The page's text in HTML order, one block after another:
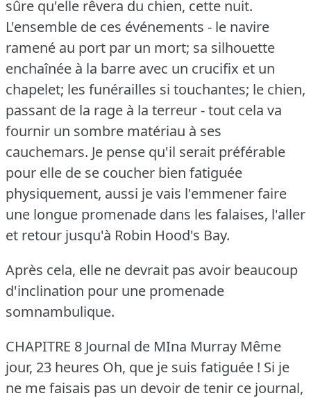
sûre qu'elle rêvera du chien, cette nuit.
L'ensemble de ces événements - le navire
ramené au port par un mort; sa silhouette
enchaînée à la barre avec un crucifix et un
chapelet; les funérailles si touchantes; le chien,
passant de la rage à la terreur - tout cela va
fournir un sombre matériau à ses
cauchemars. Je pense qu'il serait préférable
pour elle de se coucher bien fatiguée
physiquement, aussi je vais l'emmener faire
une longue promenade dans les falaises, l'aller
et retour jusqu'à Robin Hood's Bay.
Après cela, elle ne devrait pas avoir beaucoup
d'inclination pour une promenade
somnambulique.
CHAPITRE 8 Journal de MIna Murray Même
jour, 23 heures Oh, que je suis fatiguée ! Si je
ne me faisais pas un devoir de tenir ce journal,